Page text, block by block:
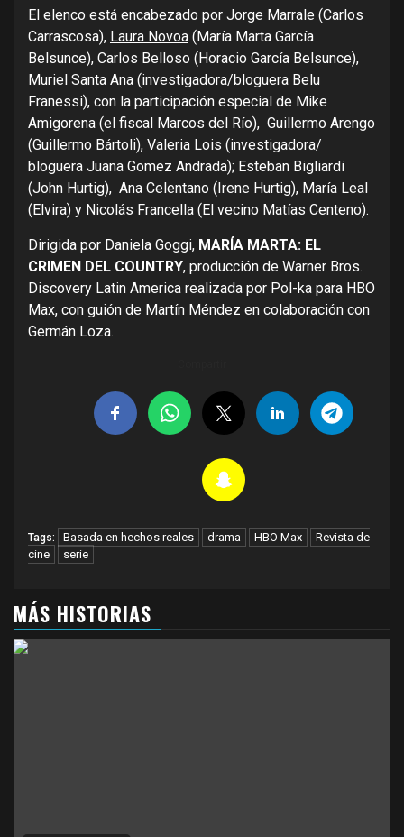
El elenco está encabezado por Jorge Marrale (Carlos
Carrascosa), Laura Novoa (María Marta García
Belsunce), Carlos Belloso (Horacio García Belsunce),
Muriel Santa Ana (investigadora/bloguera Belu
Franessi), con la participación especial de Mike
Amigorena (el fiscal Marcos del Río), Guillermo Arengo
(Guillermo Bártoli), Valeria Lois (investigadora/
bloguera Juana Gomez Andrada); Esteban Bigliardi
(John Hurtig), Ana Celentano (Irene Hurtig), María Leal
(Elvira) y Nicolás Francella (El vecino Matías Centeno).
Dirigida por Daniela Goggi, MARÍA MARTA: EL
CRIMEN DEL COUNTRY, producción de Warner Bros.
Discovery Latin America realizada por Pol-ka para HBO
Max, con guión de Martín Méndez en colaboración con
Germán Loza.
Tags: Basada en hechos reales drama HBO Max
Revista de
cine
serie
MÁS HISTORIAS